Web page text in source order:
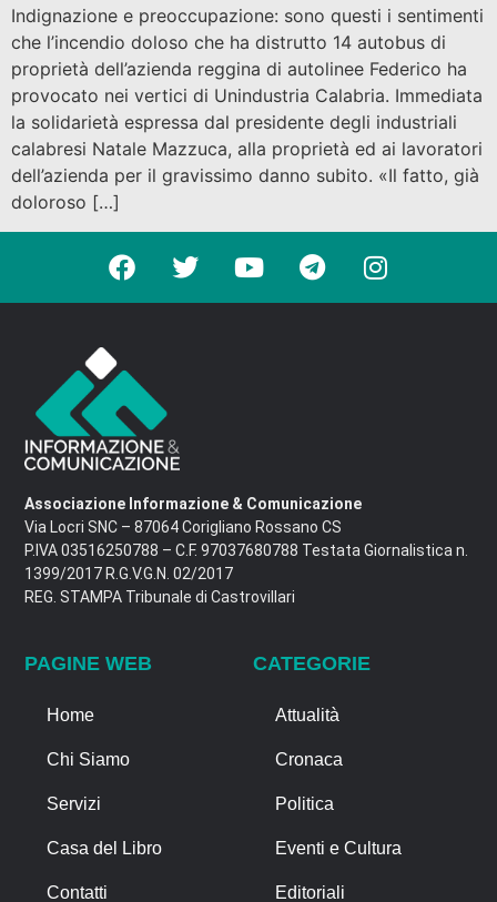
Indignazione e preoccupazione: sono questi i sentimenti
che l’incendio doloso che ha distrutto 14 autobus di
proprietà dell’azienda reggina di autolinee Federico ha
provocato nei vertici di Unindustria Calabria. Immediata
la solidarietà espressa dal presidente degli industriali
calabresi Natale Mazzuca, alla proprietà ed ai lavoratori
dell’azienda per il gravissimo danno subito. «Il fatto, già
doloroso […]
Associazione Informazione & Comunicazione
Via Locri SNC – 87064 Corigliano Rossano CS
P.IVA 03516250788 – C.F. 97037680788 Testata Giornalistica n.
1399/2017 R.G.V.G.N. 02/2017
REG. STAMPA Tribunale di Castrovillari
PAGINE WEB
Home
Chi Siamo
Servizi
Casa del Libro
Contatti
CATEGORIE
Attualità
Cronaca
Politica
Eventi e Cultura
Editoriali